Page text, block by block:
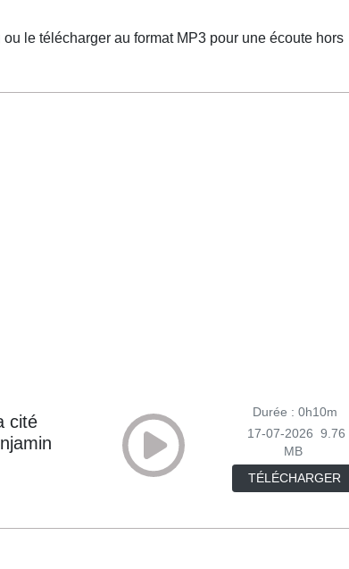
le télécharger au format MP3 pour une écoute hors
cité
Durée : 0h10m
17-07-2026
9.76
MB
TÉLÉCHARGER